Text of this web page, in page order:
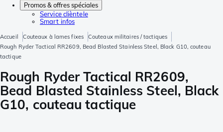
Promos & offres spéciales
Service clièntele
Smart infos
Accueil Couteaux à lames fixes
Couteaux militaires / tactiques
Rough Ryder Tactical RR2609, Bead Blasted Stainless Steel, Black G10, couteau
tactique
Rough Ryder Tactical RR2609,
Bead Blasted Stainless Steel, Black
G10, couteau tactique